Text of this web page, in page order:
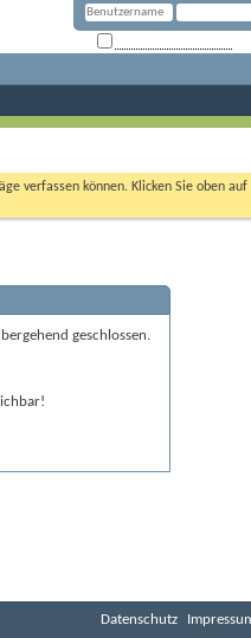
verfassen können. Klicken Sie oben
geschlossen.
Datenschutz